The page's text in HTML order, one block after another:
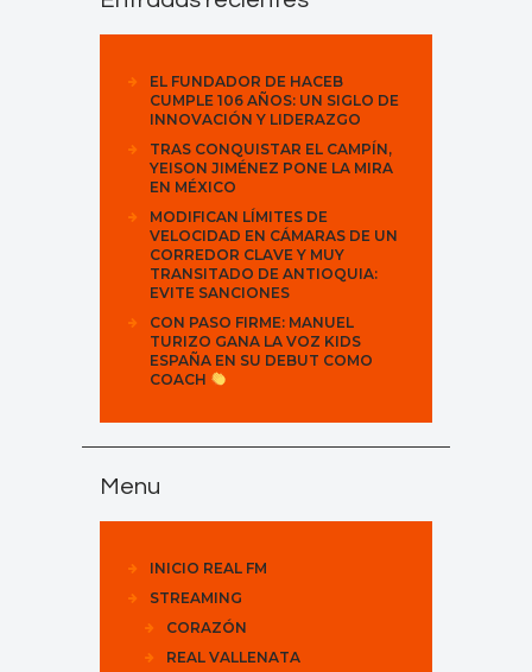
EL FUNDADOR DE HACEB
CUMPLE 106 AÑOS: UN SIGLO DE
INNOVACIÓN Y LIDERAZGO
TRAS CONQUISTAR EL CAMPÍN,
YEISON JIMÉNEZ PONE LA MIRA
EN MÉXICO
MODIFICAN LÍMITES DE
VELOCIDAD EN CÁMARAS DE UN
CORREDOR CLAVE Y MUY
TRANSITADO DE ANTIOQUIA:
EVITE SANCIONES
CON PASO FIRME: MANUEL
TURIZO GANA LA VOZ KIDS
ESPAÑA EN SU DEBUT COMO
COACH
Menu
INICIO REAL FM
STREAMING
CORAZÓN
REAL VALLENATA